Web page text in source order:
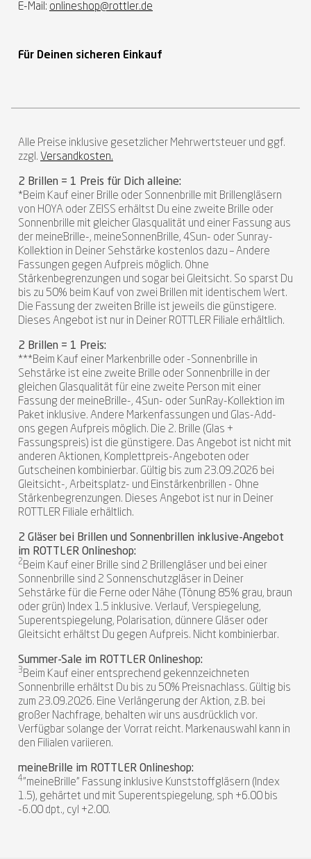
E-Mail: onlineshop@rottler.de
Für Deinen sicheren Einkauf
Alle Preise inklusive gesetzlicher Mehrwertsteuer und ggf.
zzgl. Versandkosten.
2 Brillen = 1 Preis für Dich alleine:
*Beim Kauf einer Brille oder Sonnenbrille mit Brillengläsern
von HOYA oder ZEISS erhältst Du eine zweite Brille oder
Sonnenbrille mit gleicher Glasqualität und einer Fassung aus
der meineBrille-, meineSonnenBrille, 4Sun- oder Sunray-
Kollektion in Deiner Sehstärke kostenlos dazu – Andere
Fassungen gegen Aufpreis möglich. Ohne
Stärkenbegrenzungen und sogar bei Gleitsicht. So sparst Du
bis zu 50% beim Kauf von zwei Brillen mit identischem Wert.
Die Fassung der zweiten Brille ist jeweils die günstigere.
Dieses Angebot ist nur in Deiner ROTTLER Filiale erhältlich.
2 Brillen = 1 Preis:
***Beim Kauf einer Markenbrille oder -Sonnenbrille in
Sehstärke ist eine zweite Brille oder Sonnenbrille in der
gleichen Glasqualität für eine zweite Person mit einer
Fassung der meineBrille-, 4Sun- oder SunRay-Kollektion im
Paket inklusive. Andere Markenfassungen und Glas-Add-
ons gegen Aufpreis möglich. Die 2. Brille (Glas +
Fassungspreis) ist die günstigere. Das Angebot ist nicht mit
anderen Aktionen, Komplettpreis-Angeboten oder
Gutscheinen kombinierbar. Gültig bis zum 23.09.2026 bei
Gleitsicht-, Arbeitsplatz- und Einstärkenbrillen - Ohne
Stärkenbegrenzungen. Dieses Angebot ist nur in Deiner
ROTTLER Filiale erhältlich.
2 Gläser bei Brillen und Sonnenbrillen inklusive-Angebot
im ROTTLER Onlineshop:
2 Beim Kauf einer Brille sind 2 Brillengläser und bei einer
Sonnenbrille sind 2 Sonnenschutzgläser in Deiner
Sehstärke für die Ferne oder Nähe (Tönung 85% grau, braun
oder grün) Index 1.5 inklusive. Verlauf, Verspiegelung,
Superentspiegelung, Polarisation, dünnere Gläser oder
Gleitsicht erhältst Du gegen Aufpreis. Nicht kombinierbar.
Summer-Sale im ROTTLER Onlineshop:
3 Beim Kauf einer entsprechend gekennzeichneten
Sonnenbrille erhältst Du bis zu 50% Preisnachlass. Gültig bis
zum 23.09.2026. Eine Verlängerung der Aktion, z.B. bei
großer Nachfrage, behalten wir uns ausdrücklich vor.
Verfügbar solange der Vorrat reicht. Markenauswahl kann in
den Filialen variieren.
meineBrille im ROTTLER Onlineshop:
4"meineBrille" Fassung inklusive Kunststoffgläsern (Index
1.5), gehärtet und mit Superentspiegelung, sph +6.00 bis
-6.00 dpt., cyl +2.00.